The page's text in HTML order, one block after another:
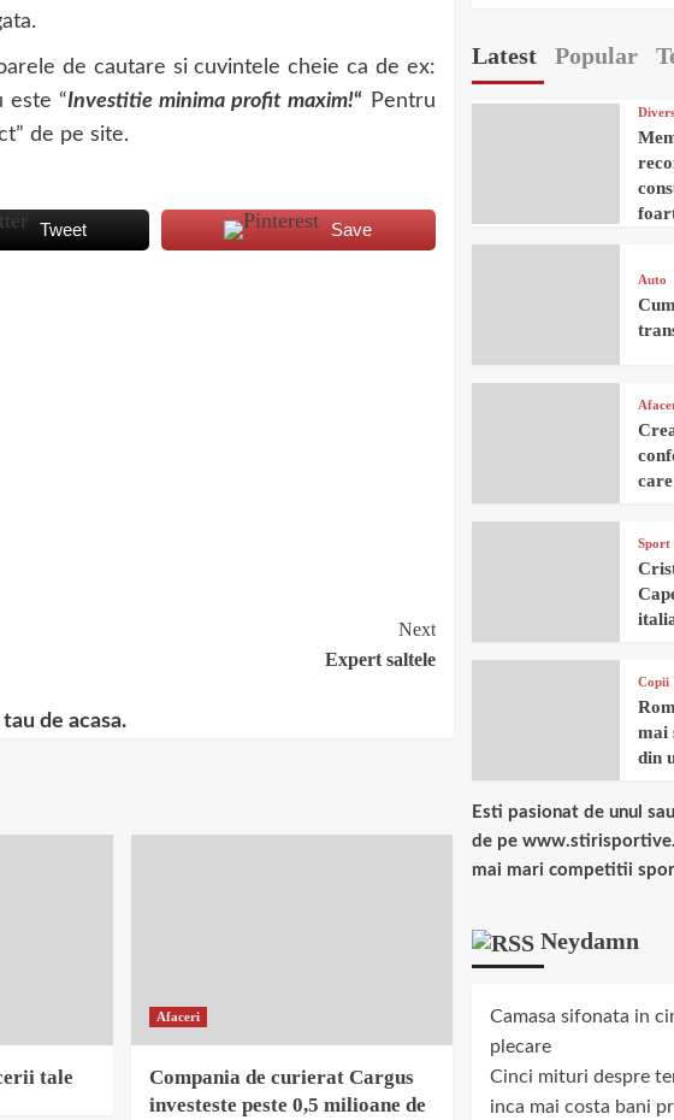
de cautare si cuvintele cheie ca de ex:
este “Investitie minima profit maxim!“ Pentru
de pe site.
Tweet Save
Next
Expert saltele
de acasa.
tale
Afaceri
Compania de curierat Cargus
investeste peste 0,5 milioane de
Latest Popular
Auto
Sport
Copii
mai
din
Esti pasionat de unul
de pe
mai mari competitii
Neydamn
Camasa sifonata in
plecare
Cinci mituri despre
inca mai costa bani